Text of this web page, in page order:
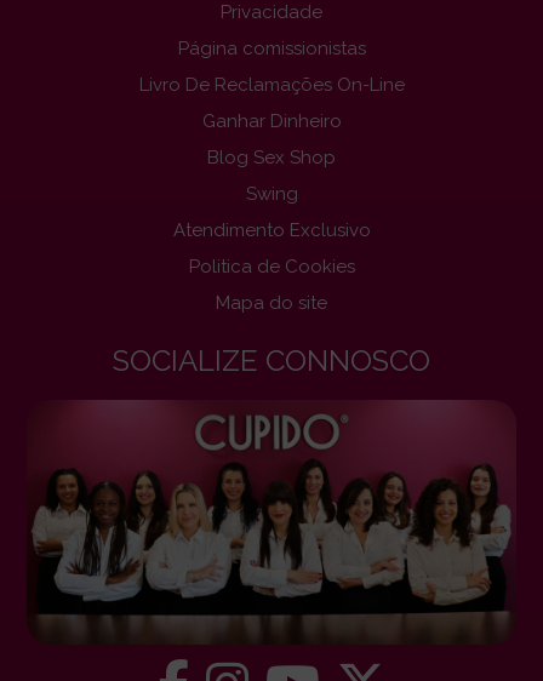
Privacidade
Página comissionistas
Livro De Reclamações On-Line
Ganhar Dinheiro
Blog Sex Shop
Swing
Atendimento Exclusivo
Politica de Cookies
Mapa do site
SOCIALIZE CONNOSCO